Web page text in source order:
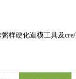
样硬化造模工具及